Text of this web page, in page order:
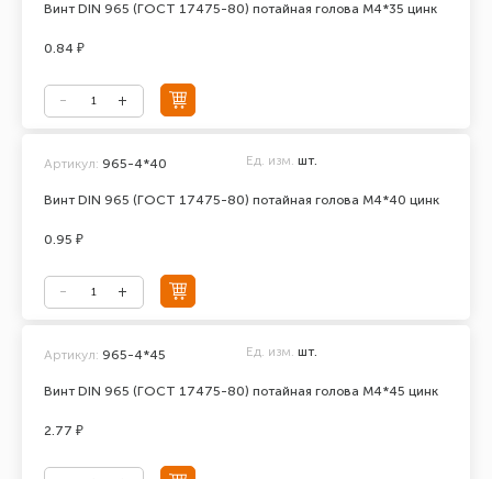
Винт DIN 965 (ГОСТ 17475-80) потайная голова М4*35 цинк
0.84 ₽
Винт DIN 965 (ГОСТ 17475-80) потайная голова М4*40 цинк
Артикул: 965-4*40 Ед. изм. шт.
0.95 ₽
Винт DIN 965 (ГОСТ 17475-80) потайная голова М4*45 цинк
Артикул: 965-4*45 Ед. изм. шт.
2.77 ₽